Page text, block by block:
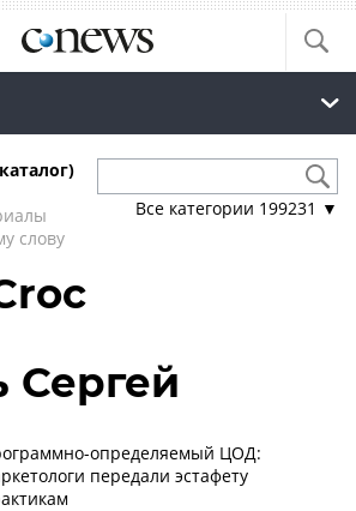
слову
Все категории 199231 ▼
Сергей
определяемый ЦОД:
передали эстафету